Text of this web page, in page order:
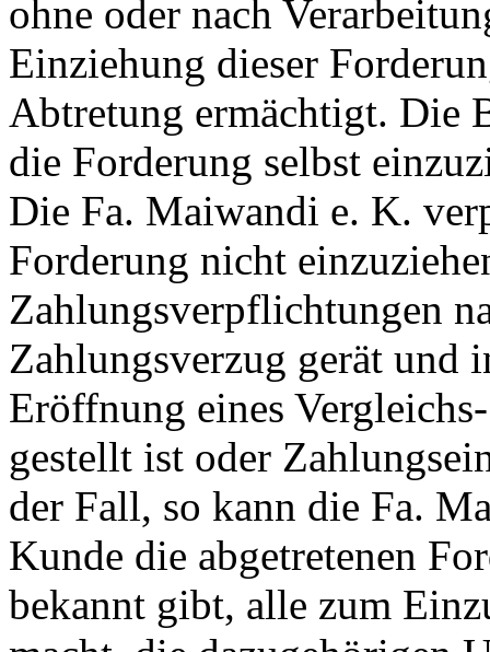
ohne oder nach
Einziehung dieser
Abtretung ermächtigt. Die
die Forderung selbst
Die Fa. Maiwandi e. K.
Forderung nicht
Zahlungsverpflichtungen
Zahlungsverzug gerät und
Eröffnung eines
gestellt ist oder
der Fall, so kann die Fa.
Kunde die abgetretenen
bekannt gibt, alle zum